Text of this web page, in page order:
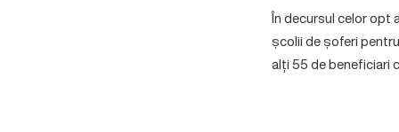
În decursul celor opt
școlii de șoferi
alți 55 de beneficiari